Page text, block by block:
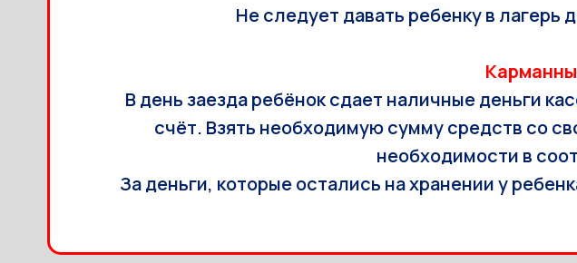
Не следует давать ребенку в лагерь
В день заезда ребёнок сдает наличные деньги
счёт. Взять необходимую сумму средств со
необходимости в
За деньги, которые остались на хранении у